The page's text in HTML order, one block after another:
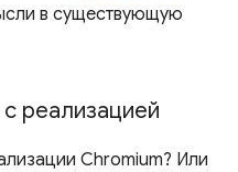
в существующую
реализацией
Chromium? Или